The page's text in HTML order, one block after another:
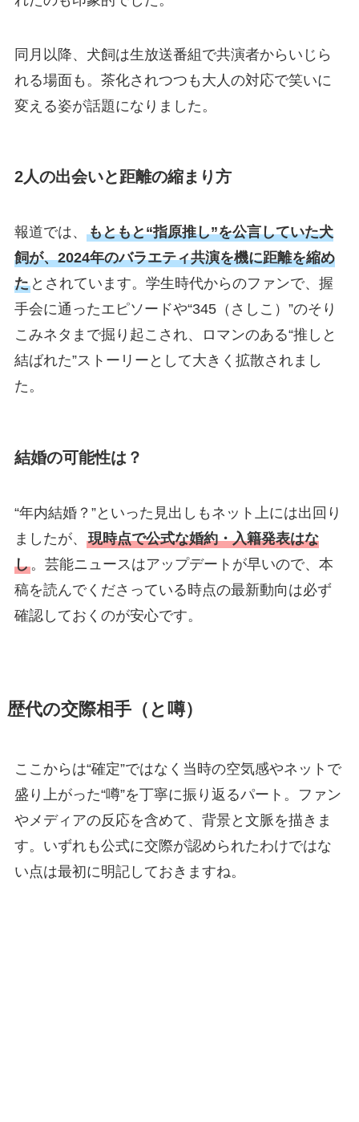
同月以降、犬飼は生放送番組で共演者からいじら
れる場面も。茶化されつつも大人の対応で笑いに
変える姿が話題になりました。
2人の出会いと距離の縮まり方
報道では、 もともと“指原推し”を公言していた犬
飼が、2024年のバラエティ共演を機に距離を縮め
たとされています。学生時代からのファンで、握
手会に通ったエピソードや“345（さしこ）”のそり
こみネタまで掘り起こされ、ロマンのある“推しと
結ばれた”ストーリーとして大きく拡散されまし
た。
結婚の可能性は？
“年内結婚？”といった見出しもネット上には出回り
ましたが、 現時点で公式な婚約・入籍発表はな
し。芸能ニュースはアップデートが早いので、本
稿を読んでくださっている時点の最新動向は必ず
確認しておくのが安心です。
歴代の交際相手（と噂）
ここからは“確定”ではなく当時の空気感やネットで
盛り上がった“噂”を丁寧に振り返るパート。ファン
やメディアの反応を含めて、背景と文脈を描きま
す。いずれも公式に交際が認められたわけではな
い点は最初に明記しておきますね。